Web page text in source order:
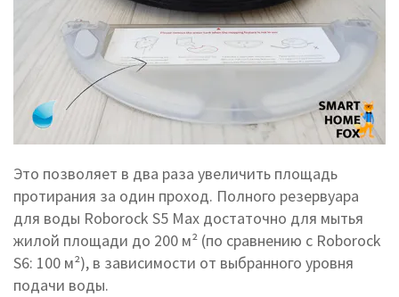
Это позволяет в два раза увеличить площадь
протирания за один проход. Полного резервуара
для воды Roborock S5 Max достаточно для мытья
жилой площади до 200 м² (по сравнению с Roborock
S6: 100 м²), в зависимости от выбранного уровня
подачи воды.